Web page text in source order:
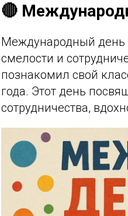
🔴
Международный день
смелости и
познакомил свой
года. Этот день
сотрудничества,